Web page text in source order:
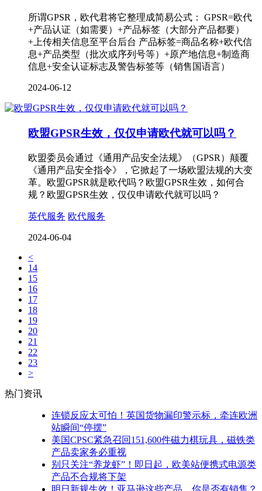
所谓GPSR，欧代君将它整理成简易公式： GPSR=欧代
+产品认证（如需要）+产品标签（大部分产品都要）
+上传相关信息至平台后台 产品标签=商品名称+欧代信
息+产品类型（批次或序列号等）+原产地信息+制造商
信息+安全认证标志及警告标签等（销售国语言）
2024-06-12
欧盟GPSR生效，仅仅申请欧代就可以吗？
欧盟委员会通过《通用产品安全法规》（GPSR）颠覆
《通用产品安全指令》，它掀起了一场欧盟法规的大变
革。欧盟GPSR就是欧代吗？欧盟GPSR生效，如何合
规？欧盟GPSR生效，仅仅申请欧代就可以吗？
英代服务 欧代服务
2024-06-04
<
14
15
16
17
18
19
20
21
22
23
>
热门资讯
连锁反应太可怕！英国货物漏印警示标，牵连欧洲
站瞬间“停摆”
美国CPSC紧急召回151,600件磁力棋玩具，磁铁类
产品卖家务必重视
别只关注“养龙虾”！即日起，欧美站便携式电源类
产品不合规将下架
明日新规生效！亚马逊这些产品，你是否有销售？